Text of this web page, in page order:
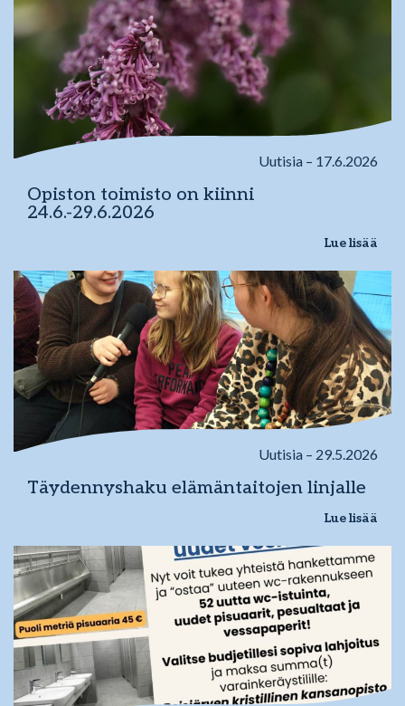
Uutisia – 17.6.2026
Opiston toimisto on kiinni
24.6.-29.6.2026
Lue lisää
Uutisia – 29.5.2026
Täydennyshaku elämäntaitojen linjalle
Lue lisää